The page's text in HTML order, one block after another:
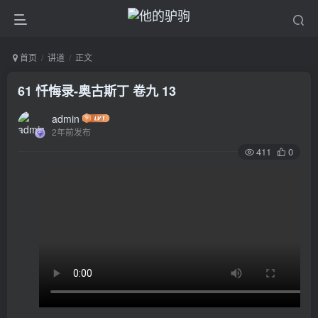
首页 讲道 正文
61 忏悔录-奥古斯丁 卷九 13
admin
2年前发布
411 0